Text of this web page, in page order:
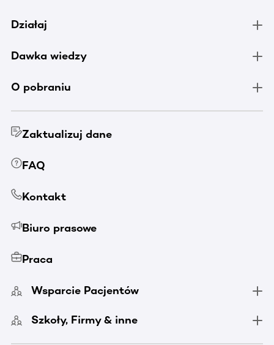
Działaj
Dawka wiedzy
O pobraniu
Zaktualizuj dane
FAQ
Kontakt
Biuro prasowe
Praca
Wsparcie Pacjentów
Szkoły, Firmy & inne